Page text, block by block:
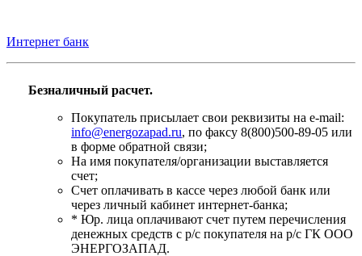
Интернет банк
Безналичный расчет.
Покупатель присылает свои реквизиты на e-mail:
info@energozapad.ru, по факсу 8(800)500-89-05 или
в форме обратной связи;
На имя покупателя/организации выставляется
счет;
Счет оплачивать в кассе через любой банк или
через личный кабинет интернет-банка;
* Юр. лица оплачивают счет путем перечисления
денежных средств с р/с покупателя на р/с ГК ООО
ЭНЕРГОЗАПАД.